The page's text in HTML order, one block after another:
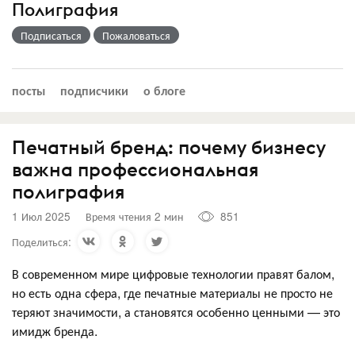
Полиграфия
Подписаться Пожаловаться
посты подписчики о блоге
Печатный бренд: почему бизнесу
важна профессиональная
полиграфия
1 Июл 2025 Время чтения 2 мин
851
Поделиться:
В современном мире цифровые технологии правят балом,
но есть одна сфера, где печатные материалы не просто не
теряют значимости, а становятся особенно ценными — это
имидж бренда.